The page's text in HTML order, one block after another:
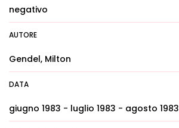
negativo
AUTORE
Gendel, Milton
DATA
giugno 1983 - luglio 1983 - agosto 1983